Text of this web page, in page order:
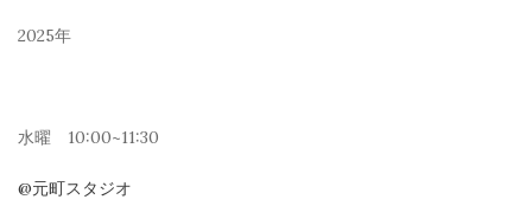
2025年
水曜 10:00~11:30
@元町スタジオ